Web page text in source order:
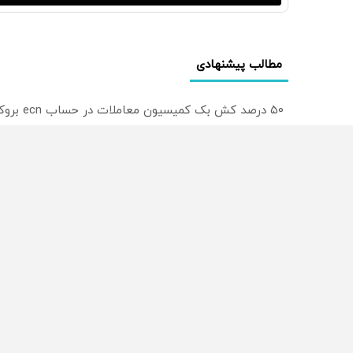
مطالب پیشنهادی
۵۰ درصد کش بک کمیسیون معاملات در حساب ecn بروکر اینوسلو